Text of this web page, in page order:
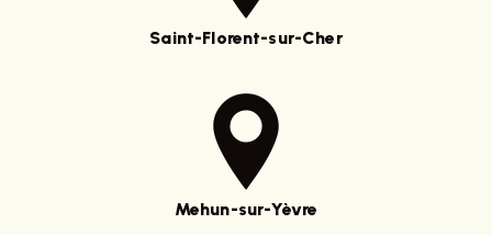
Saint-Florent-sur-Cher
Mehun-sur-Yèvre